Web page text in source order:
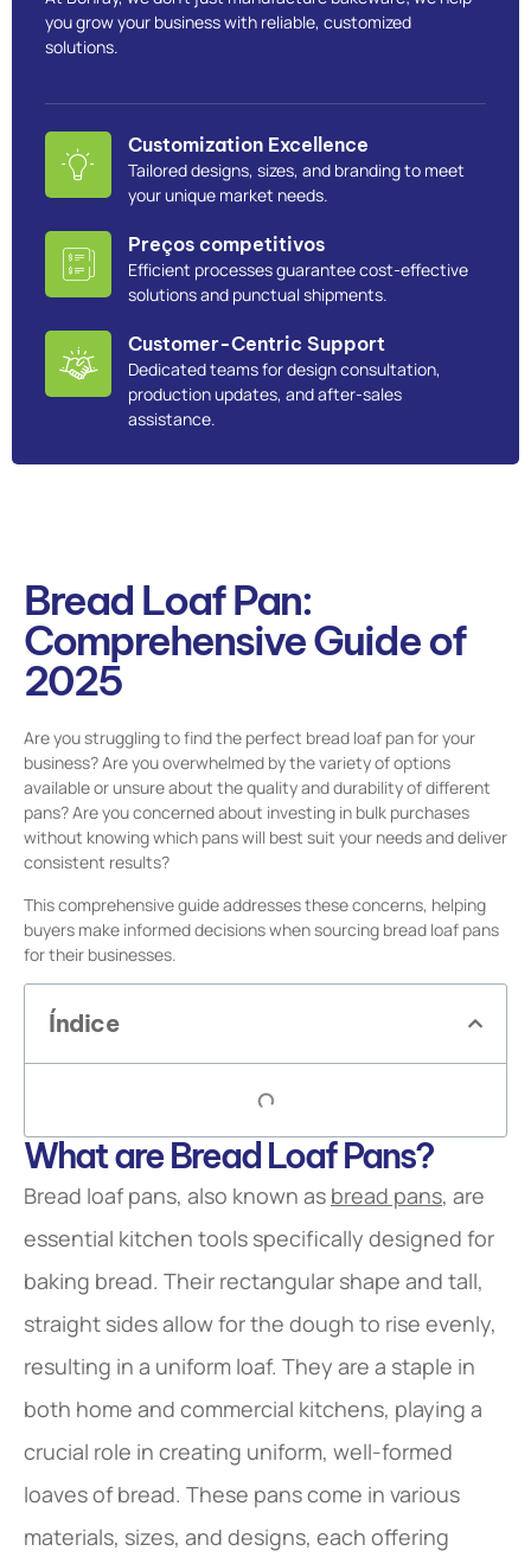
you grow your business with reliable, customized
solutions.
Customization Excellence
Tailored designs, sizes, and branding to meet
your unique market needs.
Preços competitivos
Efficient processes guarantee cost-effective
solutions and punctual shipments.
Customer-Centric Support
Dedicated teams for design consultation,
production updates, and after-sales
assistance.
Bread Loaf Pan:
Comprehensive Guide of
2025
Are you struggling to find the perfect bread loaf pan for your
business? Are you overwhelmed by the variety of options
available or unsure about the quality and durability of different
pans? Are you concerned about investing in bulk purchases
without knowing which pans will best suit your needs and deliver
consistent results?
This comprehensive guide addresses these concerns, helping
buyers make informed decisions when sourcing bread loaf pans
for their businesses.
Índice
What are Bread Loaf Pans?
Bread loaf pans, also known as bread pans, are
essential kitchen tools specifically designed for
baking bread. Their rectangular shape and tall,
straight sides allow for the dough to rise evenly,
resulting in a uniform loaf. They are a staple in
both home and commercial kitchens, playing a
crucial role in creating uniform, well-formed
loaves of bread. These pans come in various
materials, sizes, and designs, each offering